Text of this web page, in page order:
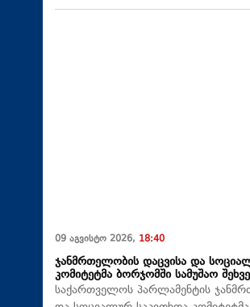
09 აგვისტო 2026, 18:40
ჯანმრთელობის დაცვისა და
კომიტეტმა ბორჯომში სამუშაო
საქართველოს პარლამენტის